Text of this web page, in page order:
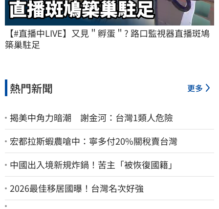
【#直播中LIVE】又見＂孵蛋＂? 路口監視器直播斑鳩
築巢駐足
熱門新聞 更多
揭美中角力暗潮 謝金河：台灣1類人危險
宏都拉斯蝦農嗆中：寧多付20%關稅賣台灣
中國出入境新規炸鍋！苦主「被恢復國籍」
2026最佳移居國曝！台灣名次好強